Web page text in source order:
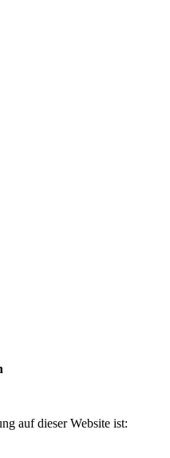
auf dieser Website ist: